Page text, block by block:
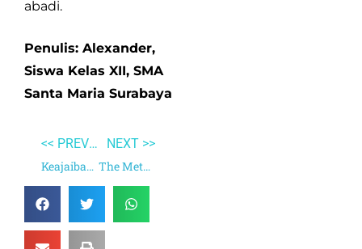
abadi.
Penulis: Alexander,
Siswa Kelas XII, SMA
Santa Maria Surabaya
<< PREVIOUS
Keajaiban Antioksidan
NEXT >>
The Metamorphosis and Other Stories